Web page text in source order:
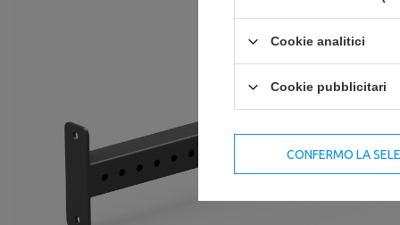
Cookie analitici
Cookie pubblicitari
CONFERMO LA